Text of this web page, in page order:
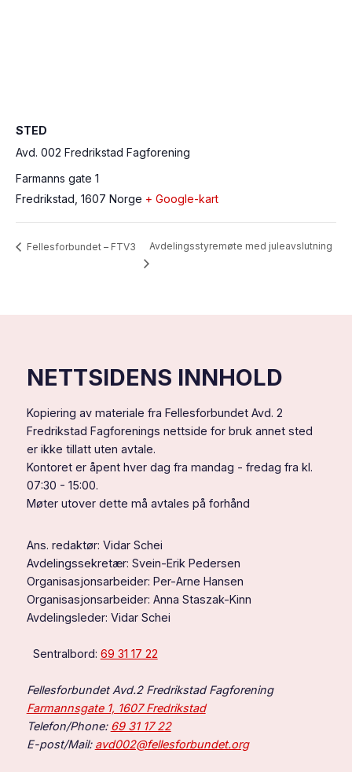
STED
Avd. 002 Fredrikstad Fagforening
Farmanns gate 1
Fredrikstad 1607 Norge + Google-kart
Fellesforbundet – FTV3 Avdelingsstyremøte med juleavslutning
NETTSIDENS INNHOLD
Kopiering av materiale fra Fellesforbundet Avd. 2
Fredrikstad Fagforenings nettside for bruk annet sted
er ikke tillatt uten avtale.
Kontoret er åpent hver dag fra mandag - fredag fra kl.
07:30 - 15:00.
Møter utover dette må avtales på forhånd
Ans. redaktør: Vidar Schei
Avdelingssekretær: Svein-Erik Pedersen
Organisasjonsarbeider: Per-Arne Hansen
Organisasjonsarbeider: Anna Staszak-Kinn
Avdelingsleder: Vidar Schei
Sentralbord: 69 31 17 22
Fellesforbundet Avd.2 Fredrikstad Fagforening
Farmannsgate 1, 1607 Fredrikstad
Telefon/Phone: 69 31 17 22
E-post/Mail: avd002@fellesforbundet.org